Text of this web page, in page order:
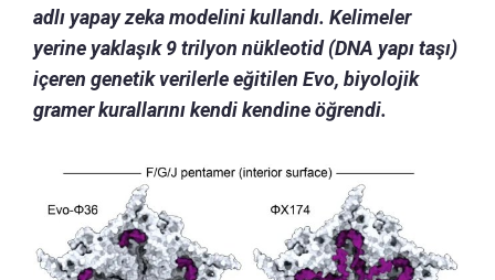
adlı yapay zeka modelini kullandı. Kelimeler
yerine yaklaşık 9 trilyon nükleotid (DNA yapı taşı)
içeren genetik verilerle eğitilen Evo, biyolojik
gramer kurallarını kendi kendine öğrendi.